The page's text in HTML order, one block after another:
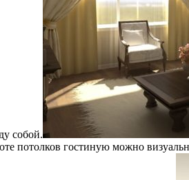
собой.
потолков гостиную можно